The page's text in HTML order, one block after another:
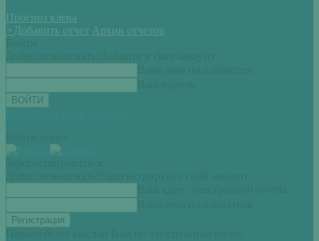
Прогноз клева
+ Добавить отчет Архив отчетов
Войти
Добро пожаловать! Войдите в Ваш аккаунт
Ваше имя пользователя
Ваш пароль
Войти через:
Зарегистрироваться
Добро пожаловать! Зарегистрируйте свой аккаунт
Ваш адрес электронной почты
Ваше имя пользователя
Пароль будет выслан Вам по электронной почте.